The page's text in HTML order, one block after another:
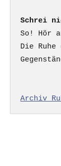
Schrei
So! Hör
Die Ruhe
Archiv